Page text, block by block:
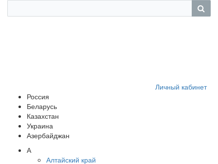
Личный кабинет
Россия
Беларусь
Казахстан
Украина
Азербайджан
А
Алтайский край